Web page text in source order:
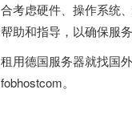
合考虑硬件、操作系统
帮助和指导，以确保服
租用德国服务器就找国
fobhostcom。